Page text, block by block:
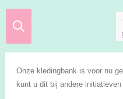
Ga
direct
de
hoofdinhoud
Onze kledingbank is voor nu
kunt u dit bij andere